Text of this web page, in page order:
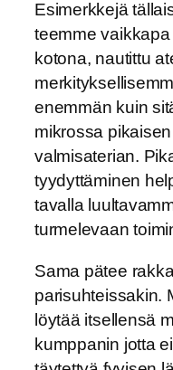
Esimerkkejä
teemme
kotona, nautittu
enemmän kuin
mikrossa
valmisaterian.
tyydyttäminen
tavalla
turmelevaan
Sama pätee
parisuhteissakin.
löytää itsellensä
kumppanin jotta